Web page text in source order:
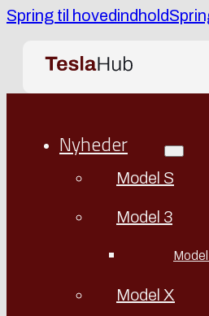
Spring til hovedindhold
Nyheder
Model S
Model 3
Model X